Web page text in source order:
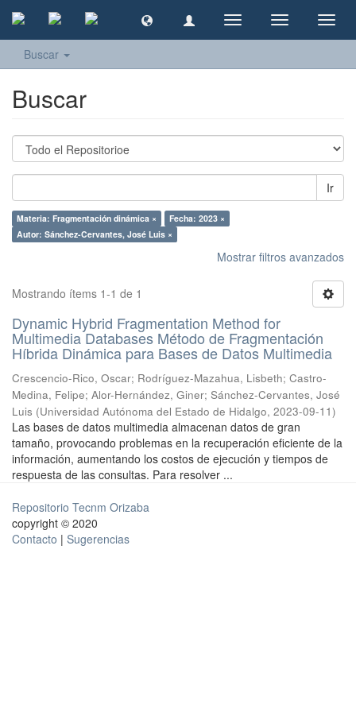
Cambiar
navegación
Cambiar
navegación
Buscar
Buscar
Ir
Materia: Fragmentación dinámica ×
Fecha: 2023 ×
Autor: Sánchez-Cervantes, José Luis ×
Mostrar filtros avanzados
Mostrando ítems 1-1 de 1
Dynamic Hybrid Fragmentation Method for
Multimedia Databases Método de Fragmentación
Híbrida Dinámica para Bases de Datos Multimedia
Crescencio-Rico, Oscar; Rodríguez-Mazahua, Lisbeth; Castro-
Medina, Felipe; Alor-Hernández, Giner; Sánchez-Cervantes, José
Luis (Universidad Autónoma del Estado de Hidalgo, 2023-09-11)
Las bases de datos multimedia almacenan datos de gran
tamaño, provocando problemas en la recuperación eficiente de la
información, aumentando los costos de ejecución y tiempos de
respuesta de las consultas. Para resolver ...
Repositorio Tecnm Orizaba
copyright © 2020
Contacto | Sugerencias